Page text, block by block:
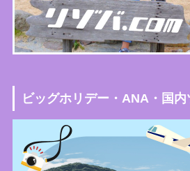
ビッグホリデー・ANA・国内